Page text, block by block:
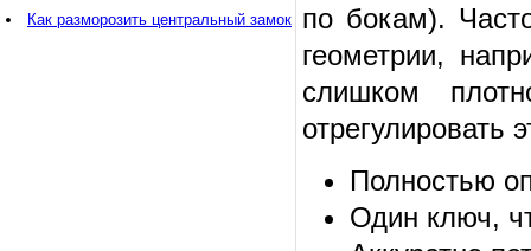
по бокам).
геометрии,
слишком
отрегулировать
Полностью
Один ключ,
Как разморозить центральный замок